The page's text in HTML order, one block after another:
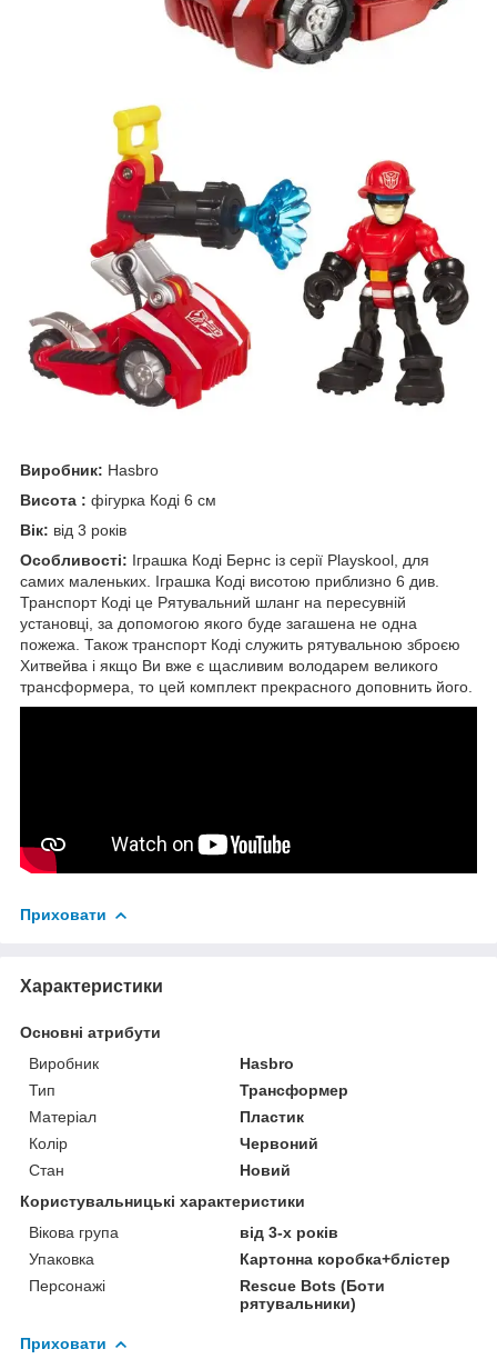
Виробник: Hasbro
Висота : фігурка Коді 6 см
Вік: від 3 років
Особливості: Іграшка Коді Бернс із серії Playskool, для
самих маленьких. Іграшка Коді висотою приблизно 6 див.
Транспорт Коді це Рятувальний шланг на пересувній
установці, за допомогою якого буде загашена не одна
пожежа. Також транспорт Коді служить рятувальною зброєю
Хитвейва і якщо Ви вже є щасливим володарем великого
трансформера, то цей комплект прекрасного доповнить його.
Приховати
Характеристики
Основні атрибути
Виробник
Hasbro
Тип
Трансформер
Матеріал
Пластик
Колір
Червоний
Стан
Новий
Користувальницькі характеристики
Вікова група
від 3-х років
Упаковка
Картонна коробка+блістер
Персонажі
Rescue Bots (Боти
рятувальники)
Приховати